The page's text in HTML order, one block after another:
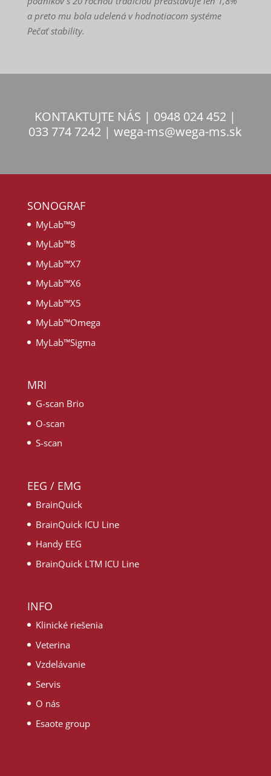
a preto mu bola udelená v hodnotiacom systéme
Pečať stability.
KONTAKTUJTE NÁS | 0948 024 452 |
033 774 7242 | wega-ms@wega-ms.sk
SONOGRAF
MyLab™9
MyLab™8
MyLab™X7
MyLab™X6
MyLab™X5
MyLab™Omega
MyLab™Sigma
MRI
G-scan Brio
O-scan
S-scan
EEG / EMG
BrainQuick
BrainQuick ICU Line
Handy EEG
BrainQuick LTM ICU Line
INFO
Klinické riešenia
Veterina
Vzdelávanie
Servis
O nás
Esaote group